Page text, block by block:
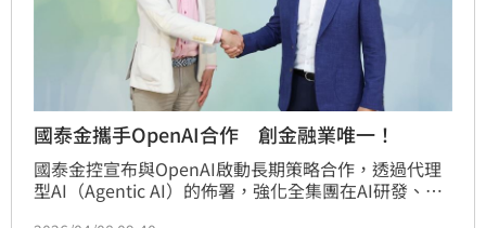
國泰金攜手OpenAI合作 創金融業唯一！
國泰金控宣布與OpenAI啟動長期策略合作，透過代理
型AI（Agentic AI）的佈署，強化全集團在AI研發、部